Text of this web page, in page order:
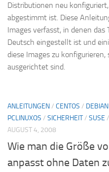
Distributionen neu
abgestimmt ist. Diese
Images verfasst, in denen
Deutsch eingestellt ist und
diese Images zu
ausgerichtet sind.
ANLEITUNGEN/ CENTOS / DEBIAN
PCLINUXOS / SICHERHEIT/ SUSE /
AUGUST 4, 2008
Wie man die Größe
anpasst ohne Daten